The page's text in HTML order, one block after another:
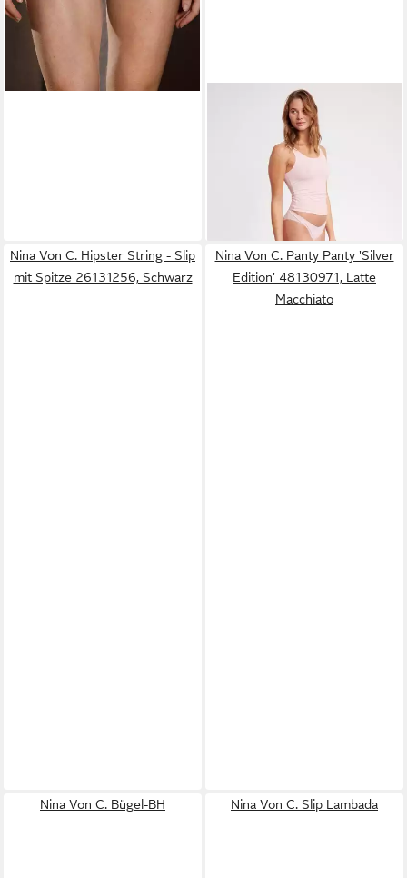
Tanktop 2-er pack
Ärmelloses T-Shirt Bio-
Baumwolle (2er-Pack)
Unifarben, flache Nähte,
Biobaumwolle,
Rundhalsausschnitt
21,95 €
(8,48 €/ 1 Stk)
Nina Von C. Hipster String - Slip
mit Spitze 26131256, Schwarz
Nina Von C. Panty Panty 'Silver
Edition' 48130971, Latte
Macchiato
Nina Von C. Bügel-BH Nina Von C. Slip Lambada